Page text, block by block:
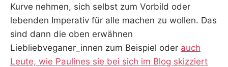
Kurve nehmen, sich selbst zum Vorbild oder
lebenden Imperativ für alle machen zu wollen. Das
sind dann die oben erwähnen
Liebliebveganer_innen zum Beispiel oder auch
Leute, wie Paulines sie bei sich im Blog skizziert